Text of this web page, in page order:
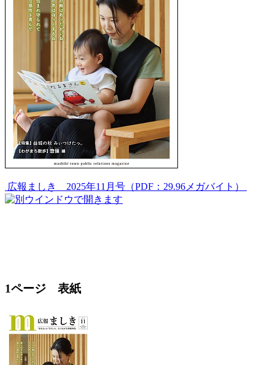
広報ましき 2025年11月号（PDF：29.96メガバイト）
1ページ 表紙